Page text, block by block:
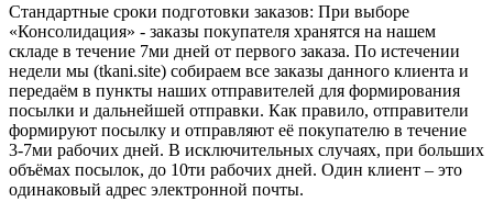
Стандартные сроки подготовки заказов: При выборе
«Консолидация» - заказы покупателя хранятся на нашем
складе в течение 7ми дней от первого заказа. По истечении
недели мы (tkani.site) собираем все заказы данного клиента и
передаём в пункты наших отправителей для формирования
посылки и дальнейшей отправки. Как правило, отправители
формируют посылку и отправляют её покупателю в течение
3-7ми рабочих дней. В исключительных случаях, при больших
объёмах посылок, до 10ти рабочих дней. Один клиент – это
одинаковый адрес электронной почты.